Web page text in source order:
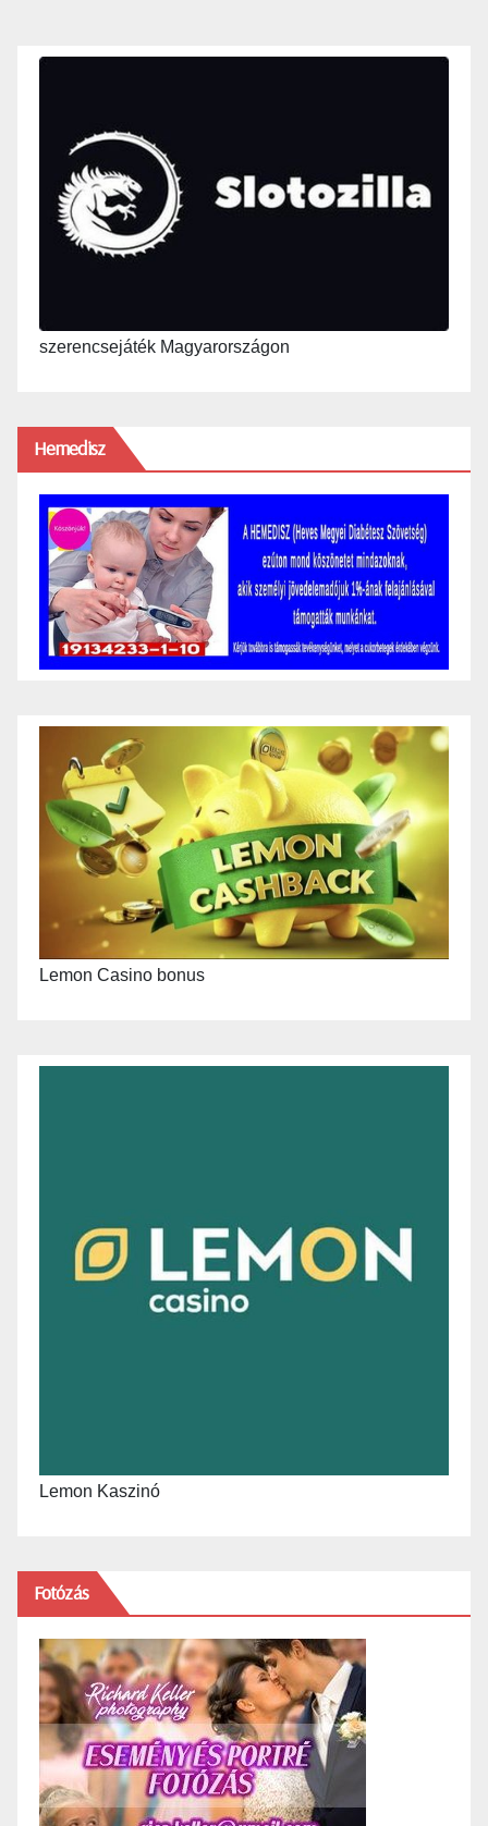
szerencsejáték Magyarországon
Hemedisz
Lemon Casino bonus
Lemon Kaszinó
Fotózás